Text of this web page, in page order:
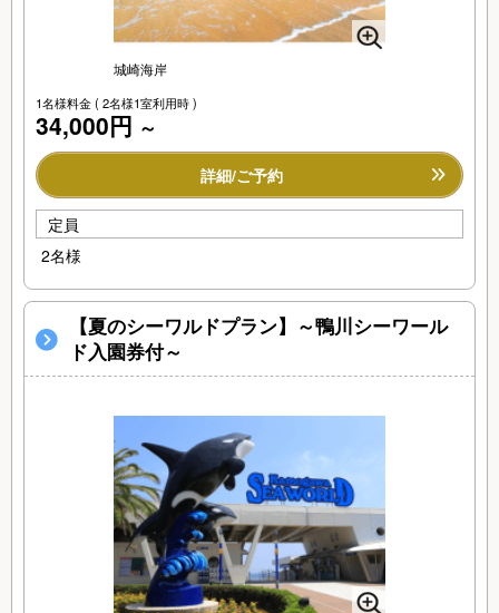
城崎海岸
1名様料金( 2名様1室利用時 )
34,000円 ～
詳細/ご予約
定員
2名様
【夏のシーワルドプラン】～鴨川シーワール
ド入園券付～